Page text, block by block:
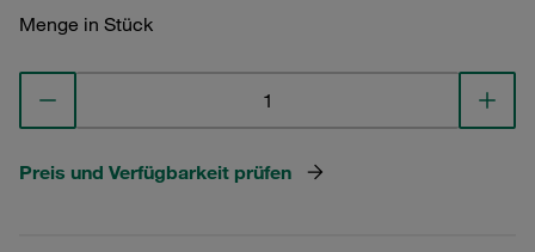
Menge in Stück
Preis und Verfügbarkeit prüfen